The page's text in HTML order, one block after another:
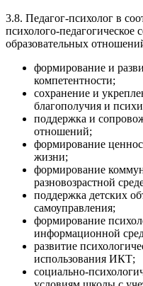
3.8. Педагог-психолог в
психолого-педагогическое
образовательных
формирование и
компетентности;
сохранение и
благополучия и
поддержка и
отношений;
формирование
жизни;
формирование
разновозрастной
поддержка детских
самоуправления;
формирование
информационной
развитие
использования ИКТ;
социально-